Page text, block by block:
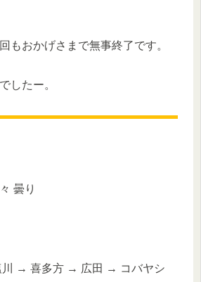
もおかげさまで無事終了です。
したー。
曇り
川 → 喜多方 → 広田 → コバヤシ